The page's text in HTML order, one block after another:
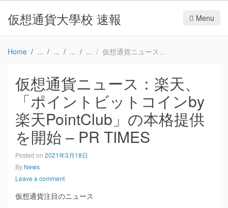
仮想通貨大學校 速報 Menu
Home 仮想通貨ニュース：楽天、「ポイントビットコインby楽天PointClub」の本格提供を開始 – PR TIMES
仮想通貨ニュース：楽天、
「ポイントビットコインby
楽天PointClub」の本格提供
を開始 – PR TIMES
Posted on 2021年3月18日
By News
Leave a comment
仮想通貨注目のニュース